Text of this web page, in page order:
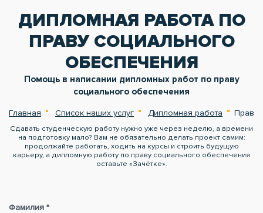
ДИПЛОМНАЯ РАБОТА ПО
ПРАВУ СОЦИАЛЬНОГО
ОБЕСПЕЧЕНИЯ
Помощь в написании дипломных работ по праву
социального обеспечения
Главная Список наших услуг Дипломная работа Право
Сдавать студенческую работу нужно уже через неделю, а времени
на подготовку мало? Вам не обязательно делать проект самим:
продолжайте работать, ходить на курсы и строить будущую
карьеру, а дипломную работу по праву социального обеспечения
оставьте «Зачётке».
Фамилия *